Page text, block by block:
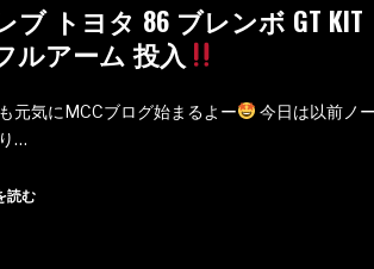
ブ トヨタ 86 ブレンボ GT KIT
ルアーム 投入
元気にMCCブログ始まるよー
今日は以前ノ
…
読む